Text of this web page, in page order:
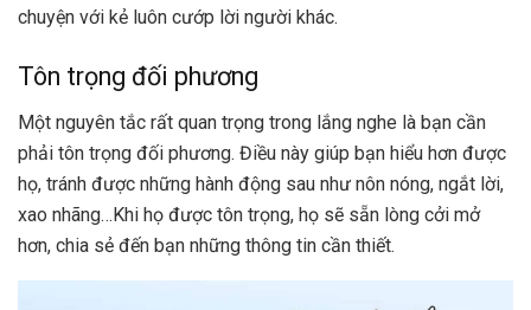
chuyện với kẻ luôn cướp lời người khác.
Tôn trọng đối phương
Một nguyên tắc rất quan trọng trong lắng nghe là bạn cần
phải tôn trọng đối phương. Điều này giúp bạn hiểu hơn được
họ, tránh được những hành động sau như nôn nóng, ngắt lời,
xao nhãng…Khi họ được tôn trọng, họ sẽ sẵn lòng cởi mở
hơn, chia sẻ đến bạn những thông tin cần thiết.